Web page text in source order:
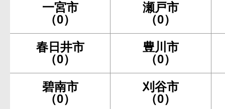
一宮市
（0）
瀬戸市
（0）
春日井市
（0）
豊川市
（0）
碧南市
（0）
刈谷市
（0）